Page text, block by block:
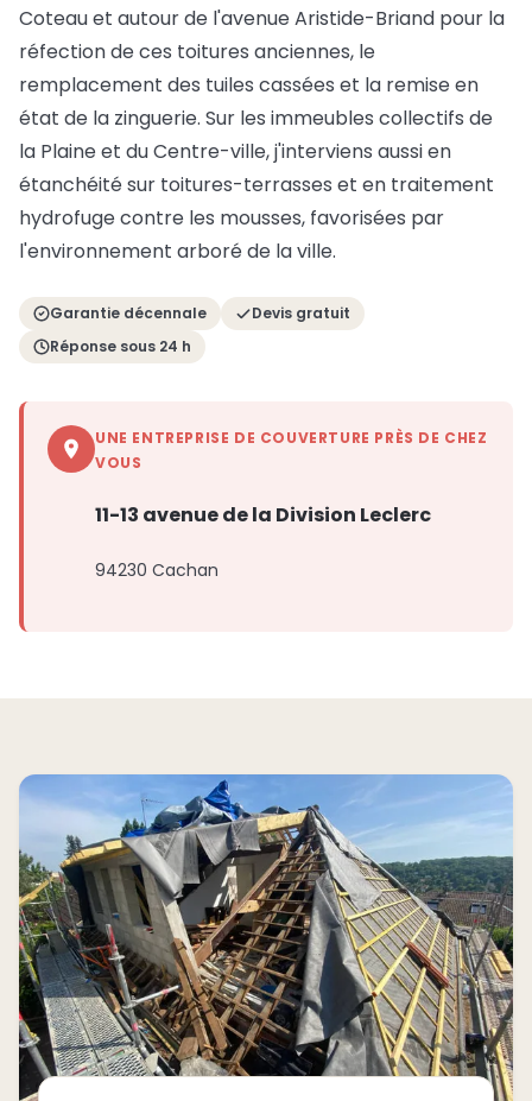
Coteau et autour de l'avenue Aristide-Briand pour la
réfection de ces toitures anciennes, le
remplacement des tuiles cassées et la remise en
état de la zinguerie. Sur les immeubles collectifs de
la Plaine et du Centre-ville, j'interviens aussi en
étanchéité sur toitures-terrasses et en traitement
hydrofuge contre les mousses, favorisées par
l'environnement arboré de la ville.
Garantie décennale
Devis gratuit
Réponse sous 24 h
UNE ENTREPRISE DE COUVERTURE PRÈS DE CHEZ
VOUS
11-13 avenue de la Division Leclerc
94230 Cachan